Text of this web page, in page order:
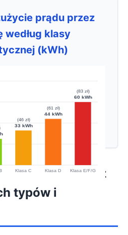
prądu przez
według klasy
(kWh)
prądu przez
typów i